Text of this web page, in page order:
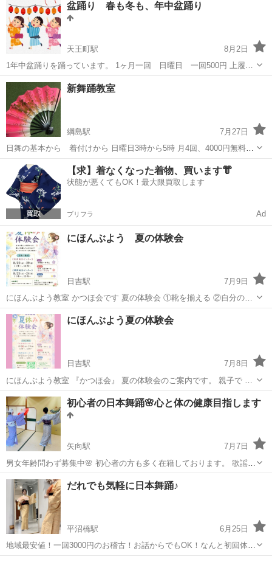
盆踊り 春も冬も、年中盆踊り
天王町駅
8月2日
1年中盆踊りを踊っています。 1ヶ月一回 日曜日 一回500円 上履
き 服装自由 笑顔と笑い声に溢れた、とびきりの覇気で元気になれる
2時間。 近隣の盆踊りイベントの自由参加を 楽しんでいます。 歌詞を
一緒...
神奈川 横浜市 天王町駅
新舞踊教室
綱島駅
7月27日
日舞の基本から 着付けから 日曜日3時から5時 月4回、4000円無料体
験できます♪気軽にどうぞ😃師岡コミュニティセンターからも、問い合
わせ可能です。 0455342439［しゅうれいかい]
神奈川 綱島駅 日本舞踊
【求】着なくなった着物、買います👘
状態が悪くてもOK！最大限買取します
プリフラ Ad
にほんぶよう 夏の体験会
日吉駅
7月9日
にほんぶよう教室 かつほ会です 夏の体験会 ①靴を揃える ②自分の洋
服を畳む ③浴衣に着替える ④正座をする ⑤ご挨拶する ⑥踊ってみる
やってみませんか？ 問い合わせは http://...
神奈川 横浜市 日本舞踊 浴衣
にほんぶよう夏の体験会
日吉駅
7月8日
にほんぶよう教室 『かつほ会』 夏の体験会のご案内です。 親子で 友
達と 男の子も 是非、ご参加ください♬ お住まいの地域での開催が 可
能な場合もございます。 気軽にお問い合わせ下さい。 横浜...
神奈川 横浜市 日吉駅 日本舞踊 親子
初心者の日本舞踊🌸心と体の健康目指します
矢向駅
7月7日
男女年齢問わず募集中🌸 初心者の方も多く在籍しております。 歌謡
曲、Ｊポップ、演歌、民謡、古典、どんなジャンルでも、お好きな曲
でお稽古します。 気軽にまずは無料体験に来て下さい！ 矢向地区セン
ター 火曜日 一回3,500円...
神奈川 横浜市 矢向駅 日本舞踊 民謡
だれでも気軽に日本舞踊♪
平沼橋駅
6月25日
地域最安値！一回3000円のお稽古！お話からでもOK！なんと初回体験
は2000円！ みなさま、こんにちは 13年間、日本舞踊５大流派で研鑽